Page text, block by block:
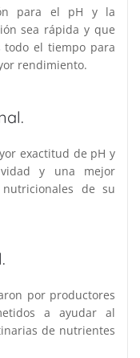
para el pH y la
sea rápida y que
todo el tiempo para
rendimiento.
exactitud de pH y
y una mejor
de su
por productores
a ayudar al
de nutrientes